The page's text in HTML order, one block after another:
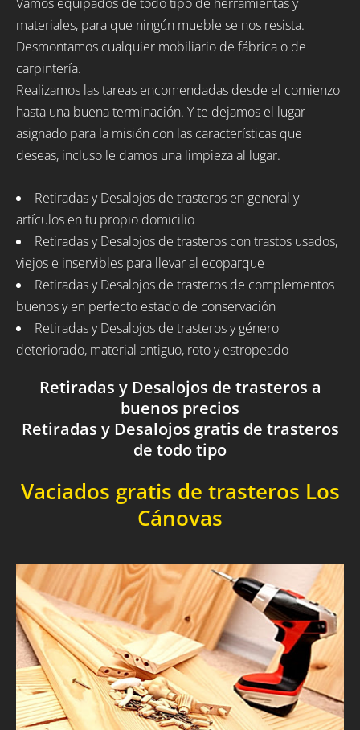
Vamos equipados de todo tipo de herramientas y
materiales, para que ningún mueble se nos resista.
Desmontamos cualquier mobiliario de fábrica o de
carpintería.
Realizamos las tareas encomendadas desde el comienzo
hasta una buena terminación. Y te dejamos el lugar
asignado para la misión con las características que
deseas, incluso le damos una limpieza al lugar.
Retiradas y Desalojos de trasteros en general y
artículos en tu propio domicilio
Retiradas y Desalojos de trasteros con trastos usados,
viejos e inservibles para llevar al ecoparque
Retiradas y Desalojos de trasteros de complementos
buenos y en perfecto estado de conservación
Retiradas y Desalojos de trasteros y género
deteriorado, material antiguo, roto y estropeado
Retiradas y Desalojos de trasteros a
buenos precios
Retiradas y Desalojos gratis de trasteros
de todo tipo
Vaciados gratis de trasteros Los
Cánovas